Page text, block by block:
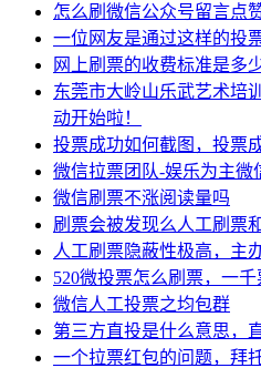
怎么刷微信公众号留言点赞
一位网友是通过这样的投
网上刷票的收费标准是多
东莞市大岭山乐武艺术培
动开始啦！
投票成功如何截图，投票
微信拉票团队-娱乐为主微
微信刷票不涨阅读量吗
刷票会被发现么人工刷票
人工刷票隐蔽性极高，主
520微投票怎么刷票，一
微信人工投票之均包群
第三方直投是什么意思，
一个拉票红包的问题，拜